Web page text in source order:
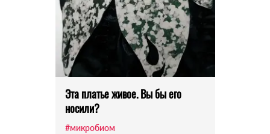
Эта платье живое. Вы бы его
носили?
#микробиом